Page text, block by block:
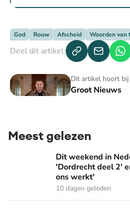
God Rouw Afscheid Woorden van
Deel dit artikel:
Dit artikel hoort
Groot Nieuws
Groot Nieuws
Meest gelezen
Dit weekend in Nederland
Dit weekend in
'Dordrecht deel 2'
ons werkt'
10 dagen geleden